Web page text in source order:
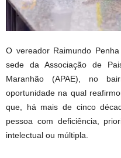
O vereador Raimundo
sede da Associação de
Maranhão (APAE), no
oportunidade na qual
que, há mais de cinco
pessoa com deficiência,
intelectual ou múltipla.